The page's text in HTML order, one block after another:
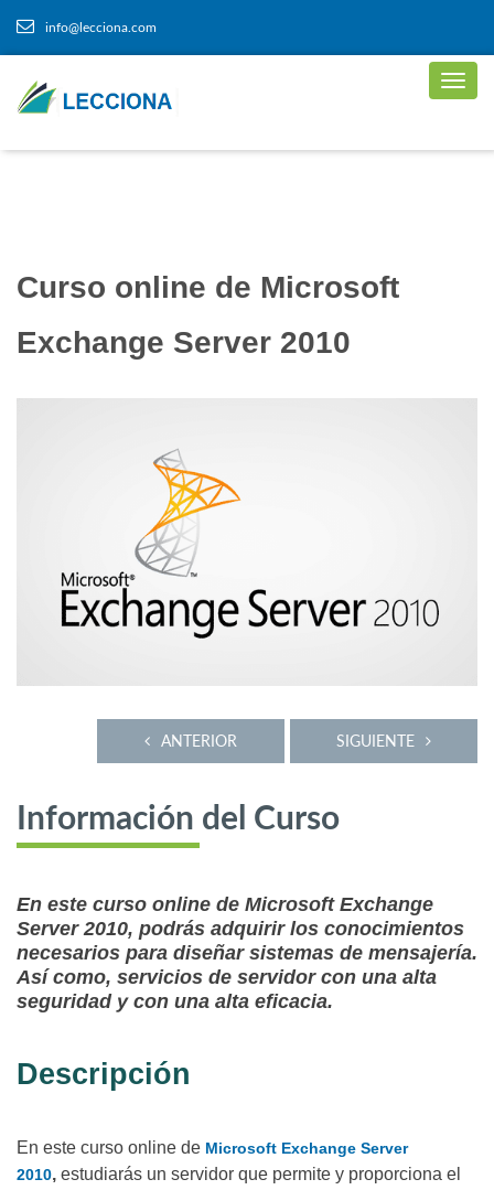
info@lecciona.com
Curso online de Microsoft
Exchange Server 2010
SIGUIENTE
ANTERIOR
Información del Curso
En este curso online de Microsoft Exchange
Server 2010, podrás adquirir los conocimientos
necesarios para diseñar sistemas de mensajería.
Así como, servicios de servidor con una alta
seguridad y con una alta eficacia.
Descripción
En este curso online de Microsoft Exchange Server
2010, estudiarás un servidor que permite y proporciona el